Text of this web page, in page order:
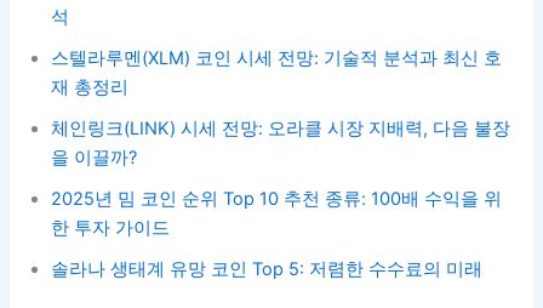
석
스텔라루멘(XLM) 코인 시세 전망: 기술적 분석과 최신 호
재 총정리
체인링크(LINK) 시세 전망: 오라클 시장 지배력, 다음 불장
을 이끌까?
2025년 밈 코인 순위 Top 10 추천 종류: 100배 수익을 위
한 투자 가이드
솔라나 생태계 유망 코인 Top 5: 저렴한 수수료의 미래